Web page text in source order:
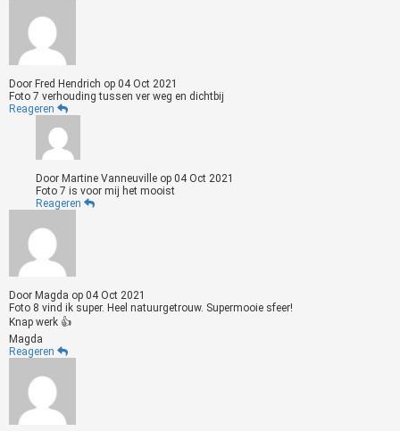
Door Fred Hendrich op 04 Oct 2021
Foto 7 verhouding tussen ver weg en dichtbij
Reageren
Door Martine Vanneuville op 04 Oct 2021
Foto 7 is voor mij het mooist
Reageren
Door Magda op 04 Oct 2021
Foto 8 vind ik super. Heel natuurgetrouw. Supermooie sfeer!
Knap werk 👍
Magda
Reageren